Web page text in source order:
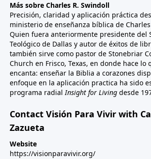
Más sobre Charles R. Swindoll
Precisión, claridad y aplicación práctica
ministerio de enseñanza bíblica de
Quien fuera anteriormente presidente del
Teológico de Dallas y autor de éxitos de
también sirve como pastor de Stonebriar
Church en Frisco, Texas, en donde hace lo
encanta: enseñar la Biblia a corazones
enfoque en la aplicación practica ha sido
programa radialInsight for Living desde
Contact Visión Para Vivir with
Zazueta
Website
https://visionparavivir.org/